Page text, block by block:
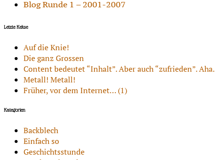
Blog Runde 1 – 2001-2007
Letzte Kekse
Auf die Knie!
Die ganz Grossen
Content bedeutet “Inhalt”. Aber auch “zufrieden”. Aha.
Metall! Metall!
Früher, vor dem Internet… (1)
Kategorien
Backblech
Einfach so
Geschichtsstunde